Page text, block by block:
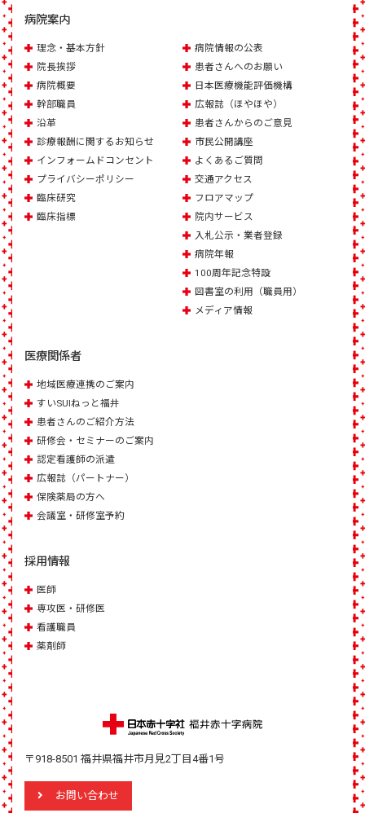
病院案内
理念・基本方針
院長挨拶
病院概要
幹部職員
沿革
診療報酬に関するお知らせ
インフォームドコンセント
プライバシーポリシー
臨床研究
臨床指標
病院情報の公表
患者さんへのお願い
日本医療機能評価機構
広報誌（ほやほや）
患者さんからのご意見
市民公開講座
よくあるご質問
交通アクセス
フロアマップ
院内サービス
入札公示・業者登録
病院年報
100周年記念特設
図書室の利用（職員用）
メディア情報
医療関係者
地域医療連携のご案内
すいSUIねっと福井
患者さんのご紹介方法
研修会・セミナーのご案内
認定看護師の派遣
広報誌（パートナー）
保険薬局の方へ
会議室・研修室予約
採用情報
医師
専攻医・研修医
看護職員
薬剤師
〒918-8501 福井県福井市月見2丁目4番1号
お問い合わせ